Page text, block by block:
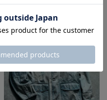
¥6,600